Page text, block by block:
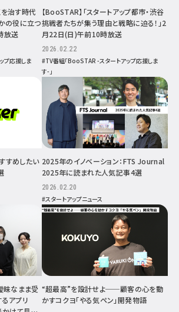
を治す時代
の役に立つ
放送
プ応援しま
【BooSTAR】「スタートアップ都市・渋谷
挑戦者たちが集う理由と戦略に迫る！」2
月22日(日)午前10時放送
2026.02.22
#TV番組「BooSTAR -スタートアップ応援しま
す-」
すめしたい 2025年のイノベーション：FTS Journal
2025年に読まれた人気記事4選
2026.02.20
#スタートアップニュース
昧なまま受
アプリ
“超最高”を設計せよ──顧客の心を動
かすコクヨ「やる気ペン」開発物語